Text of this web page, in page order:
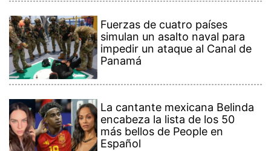
Fuerzas de cuatro países
simulan un asalto naval para
impedir un ataque al Canal de
Panamá
La cantante mexicana Belinda
encabeza la lista de los 50
más bellos de People en
Español